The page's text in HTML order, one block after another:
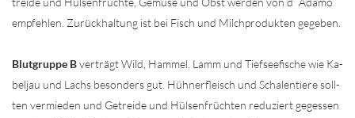
emp­feh­len. Zu­rück­hal­tung ist bei Fisch und Milch­pro­duk­ten ge­ge­ben.
Blut­grup­pe Bver­trägt Wild, Ham­mel, Lamm und Tief­see­fi­sche wie Ka­
bel­jau und Lachs be­son­ders gut. Hüh­ner­fleisch und Scha­len­tie­re soll­
ten ver­mie­den und Ge­trei­de und Hül­sen­früch­ten re­du­ziert ge­ges­sen